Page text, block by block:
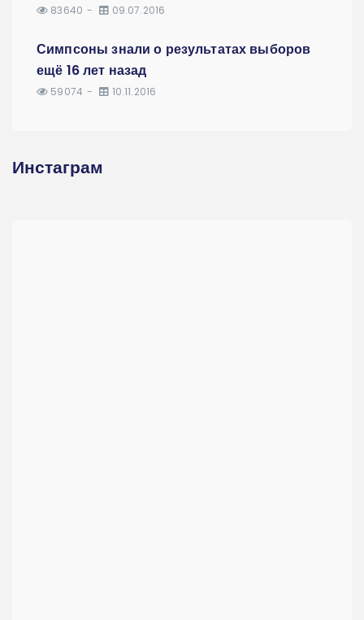
83640 09.07.2016
Симпсоны знали о результатах выборов
ещё 16 лет назад
59074 10.11.2016
Инстаграм